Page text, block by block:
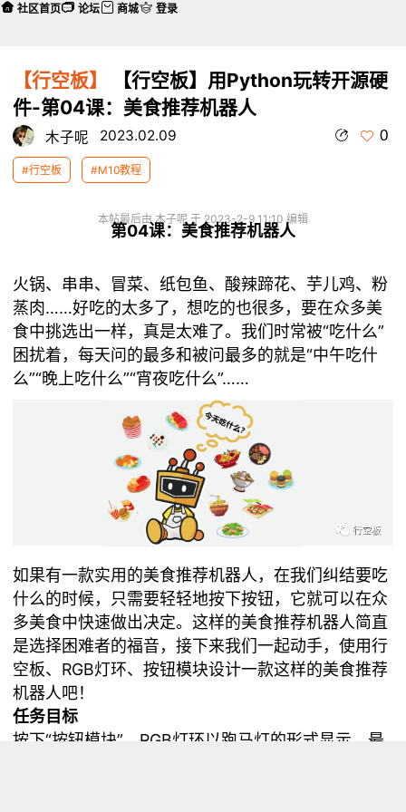
【行空板】
【行空板】用Python玩转开源硬
件-第04课：美食推荐机器人
木子呢 2023.02.09 0
#行空板 #M10教程
本帖最后由 木子呢 于 2023-2-9 11:10 编辑
第04课：美食推荐机器人
火锅、串串、冒菜、纸包鱼、酸辣蹄花、芋儿鸡、粉
蒸肉……好吃的太多了，想吃的也很多，要在众多美
食中挑选出一样，真是太难了。我们时常被“吃什么”
困扰着，每天问的最多和被问最多的就是“中午吃什
么”“晚上吃什么”“宵夜吃什么”……
如果有一款实用的美食推荐机器人，在我们纠结要吃
什么的时候，只需要轻轻地按下按钮，它就可以在众
多美食中快速做出决定。这样的美食推荐机器人简直
是选择困难者的福音，接下来我们一起动手，使用行
空板、RGB灯环、按钮模块设计一款这样的美食推荐
机器人吧！
任务目标
按下“按钮模块”，RGB灯环以跑马灯的形式显示，最
社区首页 论坛 商城 登录